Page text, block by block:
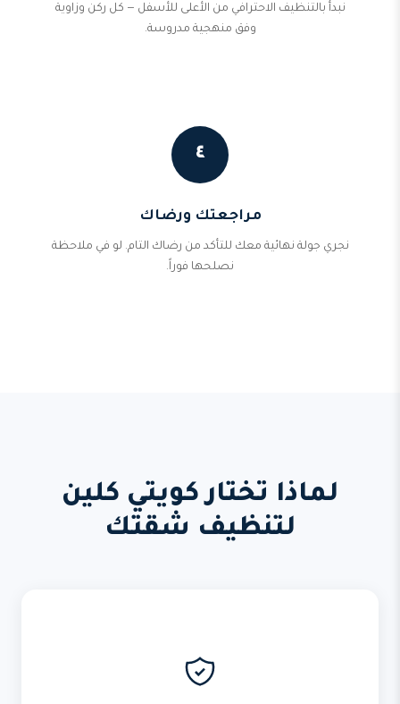
نبدأ بالتنظيف الاحترافي من الأعلى للأسفل — كل ركن وزاوية
وفق منهجية مدروسة.
٤
مراجعتك ورضاك
نجري جولة نهائية معك للتأكد من رضاك التام. لو في ملاحظة
نصلحها فوراً.
لماذا تختار كويتي كلين
لتنظيف شقتك